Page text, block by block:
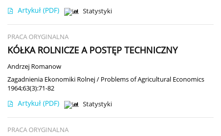
Artykuł (PDF) Statystyki
PRACA ORYGINALNA
KÓŁKA ROLNICZE A POSTĘP TECHNICZNY
Andrzej Romanow
Zagadnienia Ekonomiki Rolnej / Problems of Agricultural Economics
1964;63(3):71-82
Artykuł (PDF) Statystyki
PRACA ORYGINALNA